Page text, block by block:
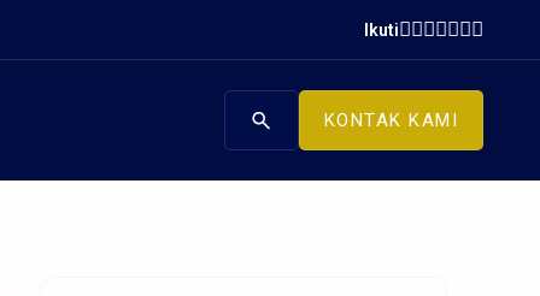
Ikuti
search KONTAK KAMI